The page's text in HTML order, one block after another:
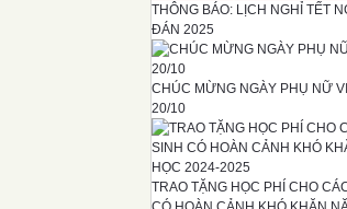
THÔNG BÁO: LỊCH NGHỈ TẾT
ĐÁN 2025
CHÚC MỪNG NGÀY PHỤ NỮ
20/10
TRAO TẶNG HỌC PHÍ CHO